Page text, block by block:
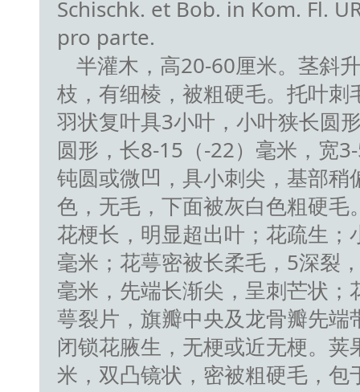
Schischk. et Bob. in Kom. Fl.
pro parte.
半灌木，高20-60厘米。茎斜
枝，有细棱，被粗硬毛。托叶刺
羽状复叶具3小叶，小叶狭长圆
圆形，长8-15（-22）毫米，宽
钝圆或微凹，具小刺尖，基部稍
色，无毛，下面被灰白色粗硬毛
花梗长，明显超出叶；花疏生；
毫米；花萼密被长柔毛，5深裂
毫米，先端长渐尖，呈刺芒状；
萼裂片，旗瓣中央及龙骨瓣先端
闭锁花腋生，无梗或近无梗。荚
米，双凸镜状，密被粗硬毛，包